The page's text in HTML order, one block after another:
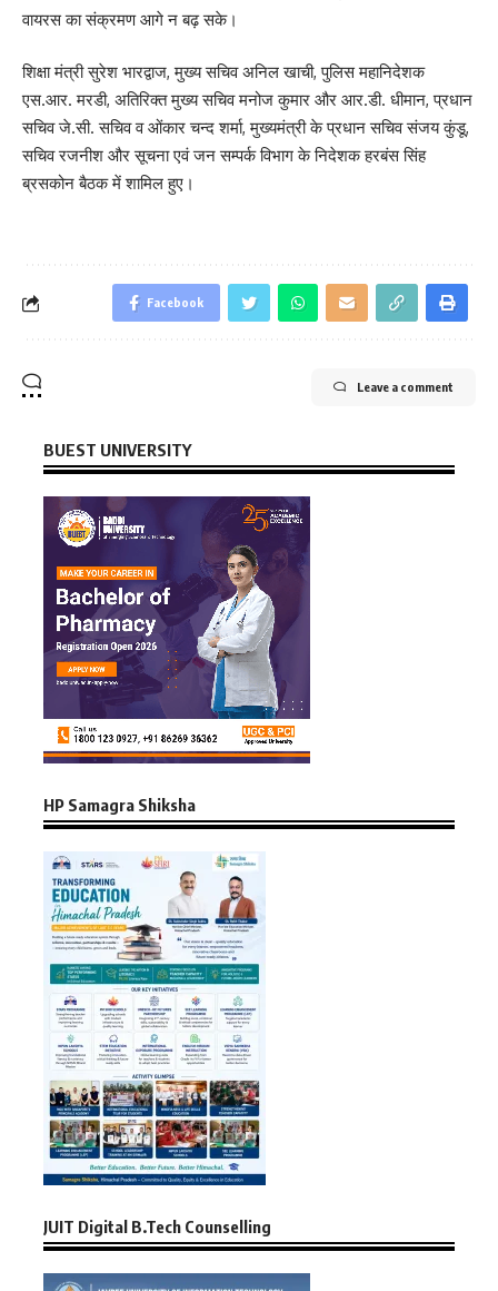
वायरस का संक्रमण आगे न बढ़ सके।
शिक्षा मंत्री सुरेश भारद्वाज, मुख्य सचिव अनिल खाची, पुलिस महानिदेशक
एस.आर. मरडी, अतिरिक्त मुख्य सचिव मनोज कुमार और आर.डी. धीमान, प्रधान
सचिव जे.सी. सचिव व ओंकार चन्द शर्मा, मुख्यमंत्री के प्रधान सचिव संजय कुंडू,
सचिव रजनीश और सूचना एवं जन सम्पर्क विभाग के निदेशक हरबंस सिंह
ब्रसकोन बैठक में शामिल हुए।
Facebook
Leave a comment
BUEST UNIVERSITY
HP Samagra Shiksha
JUIT Digital B.Tech Counselling